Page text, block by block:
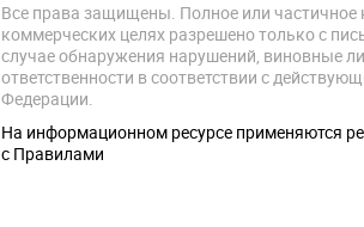
Все права защищены. Полное или частичное
коммерческих целях разрешено только с
случае обнаружения нарушений, виновные
ответственности в соответствии с
Федерации.
На информационном ресурсе применяются
с Правилами